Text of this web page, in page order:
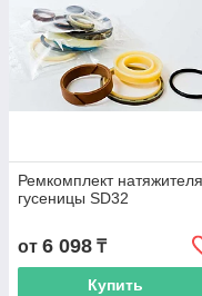
Ремкомплект натяжителя
гусеницы SD32
от 6 098 ₸
Купить